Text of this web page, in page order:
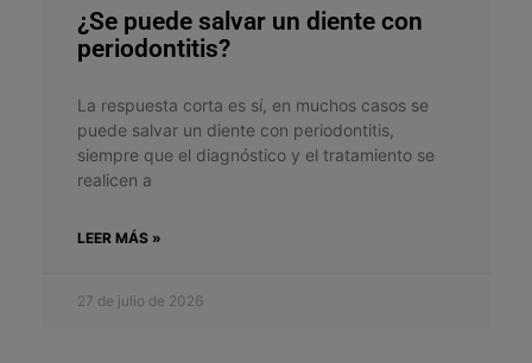
¿Se puede salvar un diente con
periodontitis?
La respuesta corta es sí, en muchos casos se
puede salvar un diente con periodontitis,
siempre que el diagnóstico y el tratamiento se
realicen a
LEER MÁS »
27 de julio de 2026